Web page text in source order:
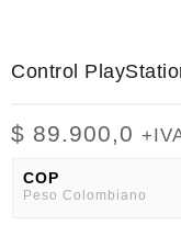
Control
$ 89.900,0
COP
Peso Colombiano